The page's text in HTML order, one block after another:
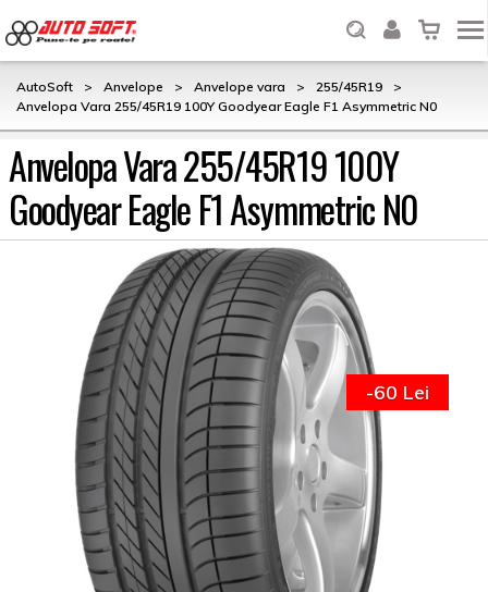
AutoSoft > Anvelope > Anvelope vara > 255/45R19
>
Anvelopa Vara 255/45R19 100Y Goodyear Eagle F1 Asymmetric N0
Anvelopa Vara 255/45R19 100Y
Goodyear Eagle F1 Asymmetric N0
-60 Lei